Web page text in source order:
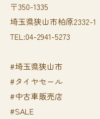
〒350-1335
埼玉県狭山市柏原2332-1
TEL:04-2941-5273
#埼玉県狭山市
#タイヤセール
#中古車販売店
#SALE